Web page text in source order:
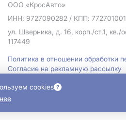
ООО «КросАвто»
ИНН: 9727090282 / КПП: 772701001
ул. Шверника, д. 16, корп./ст.1,
117449
Политика в отношении обработки
Согласие на рекламную рассылку
cookies